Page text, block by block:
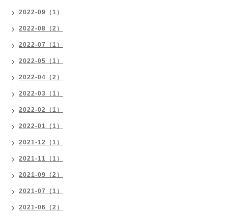
2022-09（1）
2022-08（2）
2022-07（1）
2022-05（1）
2022-04（2）
2022-03（1）
2022-02（1）
2022-01（1）
2021-12（1）
2021-11（1）
2021-09（2）
2021-07（1）
2021-06（2）